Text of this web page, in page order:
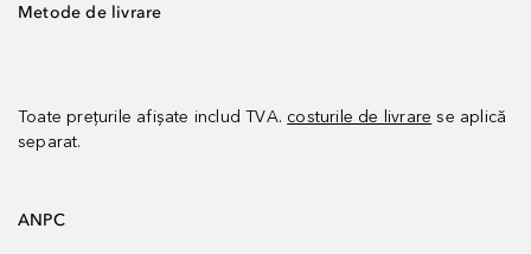
Metode de livrare
Toate prețurile afișate includ TVA. costurile de livrare se aplică
separat.
ANPC